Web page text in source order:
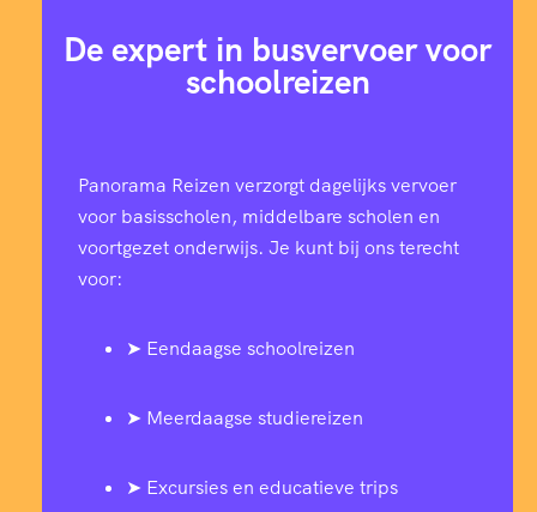
De expert in busvervoer voor
schoolreizen
Panorama Reizen verzorgt dagelijks vervoer
voor basisscholen, middelbare scholen en
voortgezet onderwijs. Je kunt bij ons terecht
voor:
➤ Eendaagse schoolreizen
➤ Meerdaagse studiereizen
➤ Excursies en educatieve trips